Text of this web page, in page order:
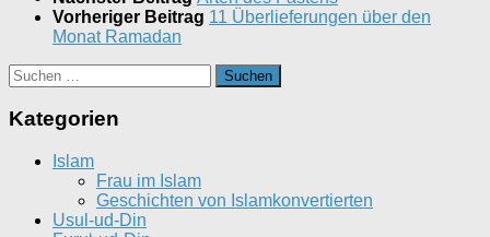
Vorheriger Beitrag 11 Überlieferungen über den
Monat Ramadan
Suchen
nach:
Kategorien
Islam
Frau im Islam
Geschichten von Islamkonvertierten
Usul-ud-Din